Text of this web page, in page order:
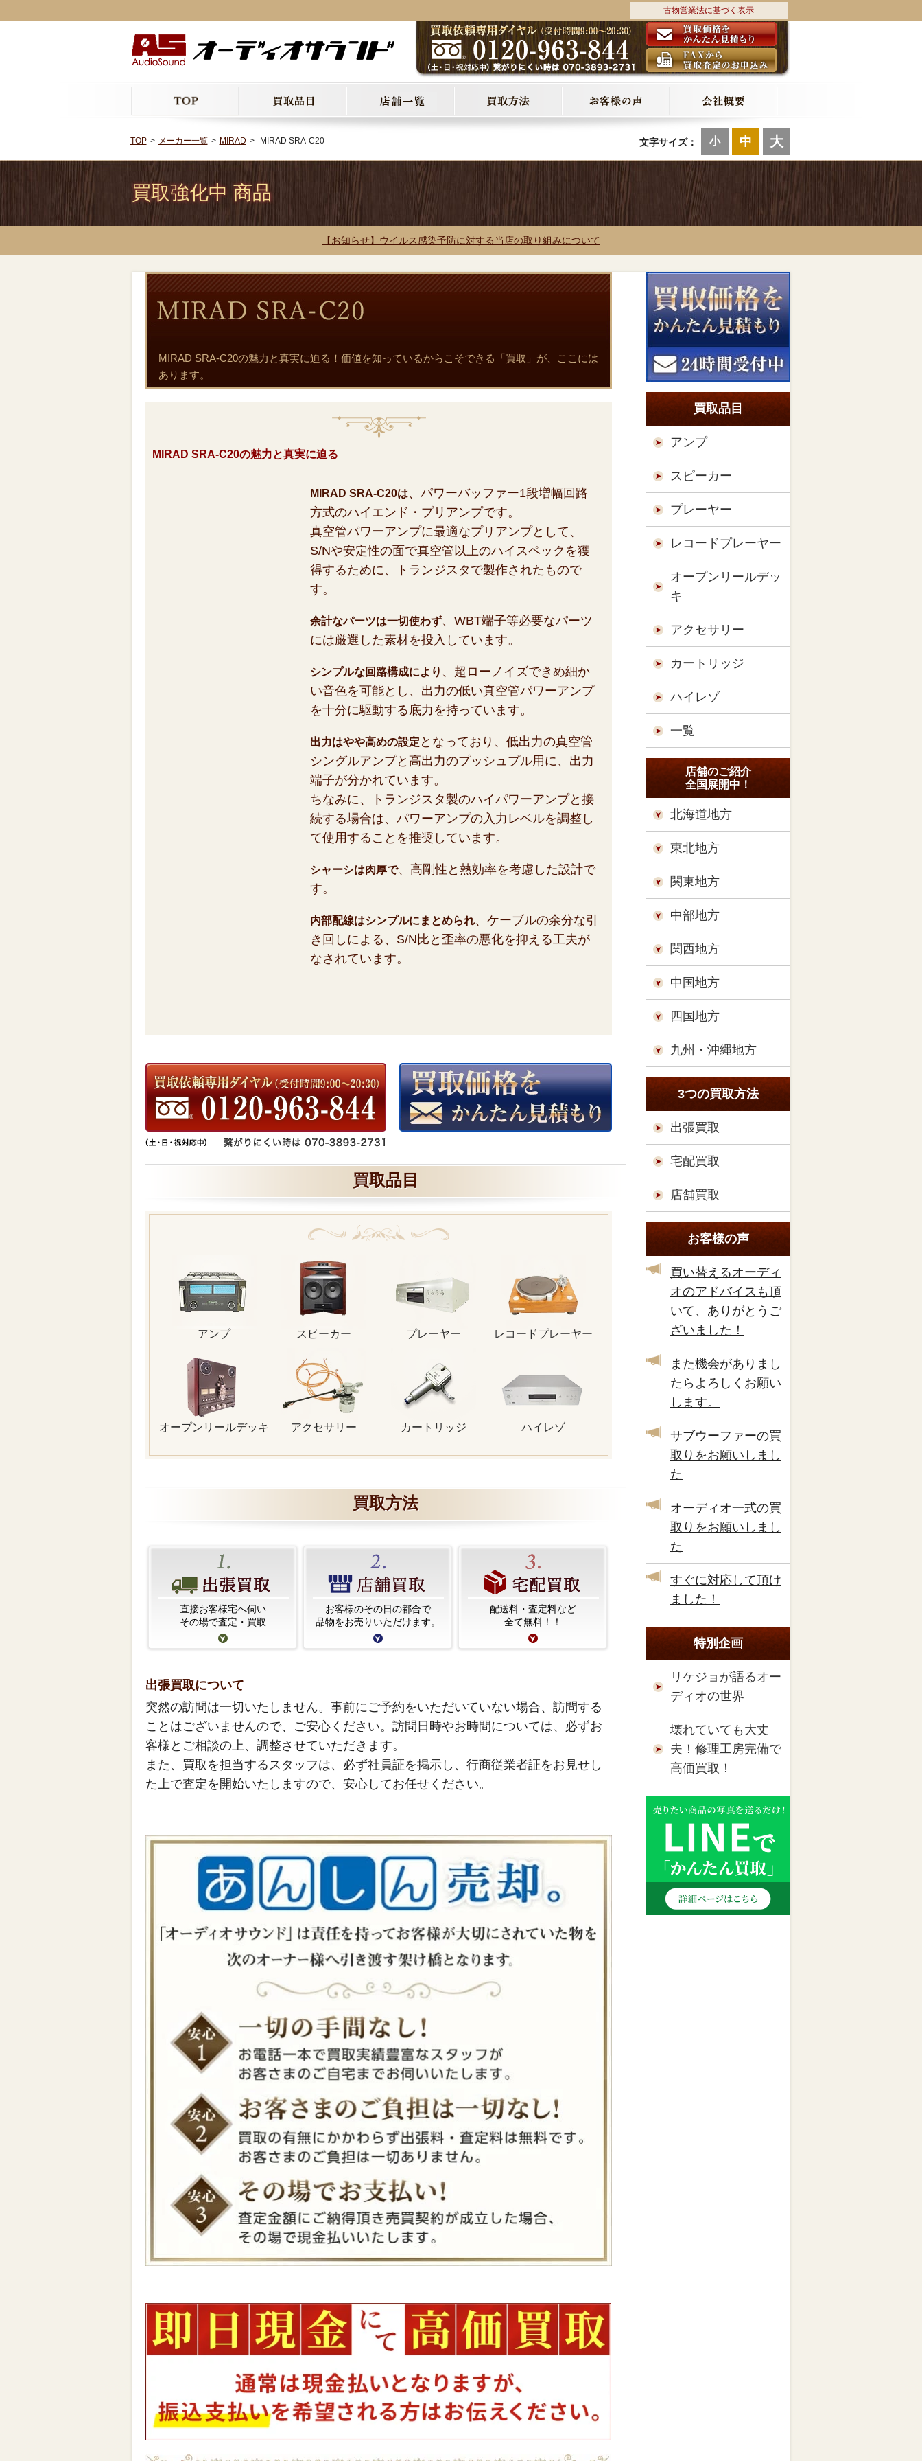
古物営業法に基づく表示
文字サイズ： 小 中 大
TOP メーカー一覧 MIRAD MIRAD SRA-C20
買取強化中 商品
【お知らせ】ウイルス感染予防に対する当店の取り組みについて
MIRAD SRA-C20の魅力と真実に迫る！価値を知っているからこそできる「買取」が、ここには
あります。
MIRAD SRA-C20の魅力と真実に迫る
MIRAD SRA-C20は、パワーバッファー1段増幅回路
方式のハイエンド・プリアンプです。
真空管パワーアンプに最適なプリアンプとして、
S/Nや安定性の面で真空管以上のハイスペックを獲
得するために、トランジスタで製作されたもので
す。
余計なパーツは一切使わず、WBT端子等必要なパーツ
には厳選した素材を投入しています。
シンプルな回路構成により 、超ローノイズできめ細か
い音色を可能とし、出力の低い真空管パワーアンプ
を十分に駆動する底力を持っています。
出力はやや高めの設定 となっており、低出力の真空管
シングルアンプと高出力のプッシュプル用に、出力
端子が分かれています。
ちなみに、トランジスタ製のハイパワーアンプと接
続する場合は、パワーアンプの入力レベルを調整し
て使用することを推奨しています。
シャーシは肉厚で、高剛性と熱効率を考慮した設計で
す。
内部配線はシンプルにまとめられ、ケーブルの余分な引
き回しによる、S/N比と歪率の悪化を抑える工夫が
なされています。
買取品目
アンプ スピーカー プレーヤー レコードプレーヤー
オープンリールデッキ アクセサリー カートリッジ ハイレゾ
買取方法
直接お客様宅へ伺い
その場で査定・買取
お客様のその日の都合で
品物をお売りいただけます。
配送料・査定料など
全て無料！！
出張買取について
突然の訪問は一切いたしません。事前にご予約をいただいていない場合、訪問する
ことはございませんので、ご安心ください。訪問日時やお時間については、必ずお
客様とご相談の上、調整させていただきます。
また、買取を担当するスタッフは、必ず社員証を掲示し、行商従業者証をお見せし
た上で査定を開始いたしますので、安心してお任せください。
買取品目
アンプ
スピーカー
プレーヤー
レコードプレーヤー
オープンリールデッ
キ
アクセサリー
カートリッジ
ハイレゾ
一覧
店舗のご紹介
全国展開中！
北海道地方
東北地方
関東地方
中部地方
関西地方
中国地方
四国地方
九州・沖縄地方
3つの買取方法
出張買取
宅配買取
店舗買取
お客様の声
買い替えるオーディ
オのアドバイスも頂
いて、ありがとうご
ざいました！
また機会がありまし
たらよろしくお願い
します。
サブウーファーの買
取りをお願いしまし
た
オーディオ一式の買
取りをお願いしまし
た
すぐに対応して頂け
ました！
特別企画
リケジョが語るオー
ディオの世界
壊れていても大丈
夫！修理工房完備で
高価買取！